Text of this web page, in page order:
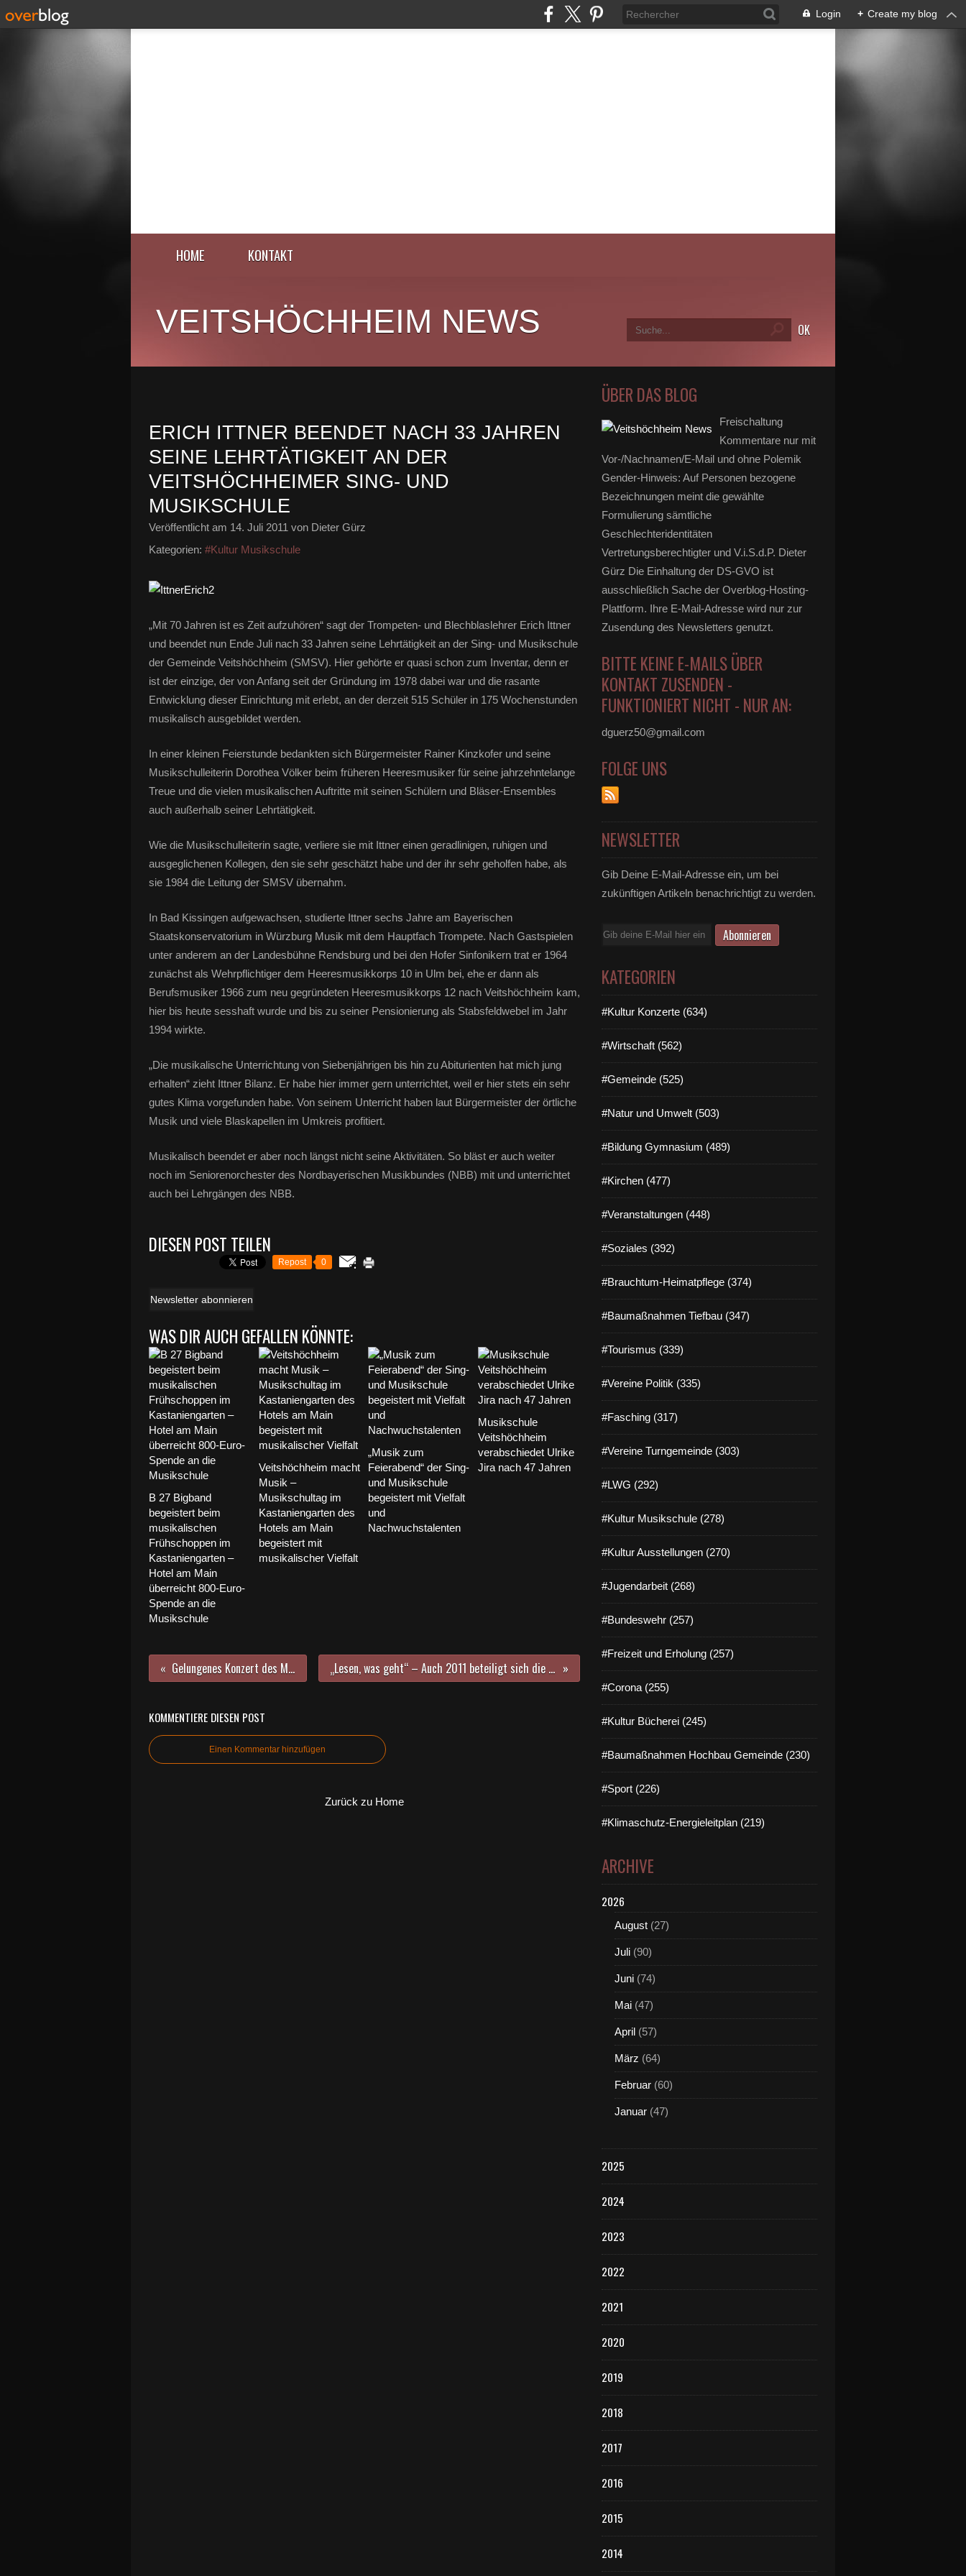
Login + Create my blog
HOME KONTAKT
VEITSHÖCHHEIM NEWS
ERICH ITTNER BEENDET NACH 33 JAHREN
SEINE LEHRTÄTIGKEIT AN DER
VEITSHÖCHHEIMER SING- UND
MUSIKSCHULE
Veröffentlicht am 14. Juli 2011 von Dieter Gürz
Kategorien: #Kultur Musikschule
„Mit 70 Jahren ist es Zeit aufzuhören“ sagt der Trompeten- und Blechblaslehrer Erich Ittner
und beendet nun Ende Juli nach 33 Jahren seine Lehrtätigkeit an der Sing- und Musikschule
der Gemeinde Veitshöchheim (SMSV). Hier gehörte er quasi schon zum Inventar, denn er
ist der einzige, der von Anfang seit der Gründung im 1978 dabei war und die rasante
Entwicklung dieser Einrichtung mit erlebt, an der derzeit 515 Schüler in 175 Wochenstunden
musikalisch ausgebildet werden.
In einer kleinen Feierstunde bedankten sich Bürgermeister Rainer Kinzkofer und seine
Musikschulleiterin Dorothea Völker beim früheren Heeresmusiker für seine jahrzehntelange
Treue und die vielen musikalischen Auftritte mit seinen Schülern und Bläser-Ensembles
auch außerhalb seiner Lehrtätigkeit.
Wie die Musikschulleiterin sagte, verliere sie mit Ittner einen geradlinigen, ruhigen und
ausgeglichenen Kollegen, den sie sehr geschätzt habe und der ihr sehr geholfen habe, als
sie 1984 die Leitung der SMSV übernahm.
In Bad Kissingen aufgewachsen, studierte Ittner sechs Jahre am Bayerischen
Staatskonservatorium in Würzburg Musik mit dem Hauptfach Trompete. Nach Gastspielen
unter anderem an der Landesbühne Rendsburg und bei den Hofer Sinfonikern trat er 1964
zunächst als Wehrpflichtiger dem Heeresmusikkorps 10 in Ulm bei, ehe er dann als
Berufsmusiker 1966 zum neu gegründeten Heeresmusikkorps 12 nach Veitshöchheim kam,
hier bis heute sesshaft wurde und bis zu seiner Pensionierung als Stabsfeldwebel im Jahr
1994 wirkte.
„Die musikalische Unterrichtung von Siebenjährigen bis hin zu Abiturienten hat mich jung
erhalten“ zieht Ittner Bilanz. Er habe hier immer gern unterrichtet, weil er hier stets ein sehr
gutes Klima vorgefunden habe. Von seinem Unterricht haben laut Bürgermeister der örtliche
Musik und viele Blaskapellen im Umkreis profitiert.
Musikalisch beendet er aber noch längst nicht seine Aktivitäten. So bläst er auch weiter
noch im Seniorenorchester des Nordbayerischen Musikbundes (NBB) mit und unterrichtet
auch bei Lehrgängen des NBB.
DIESEN POST TEILEN
Repost 0
Newsletter abonnieren
WAS DIR AUCH GEFALLEN KÖNNTE:
B 27 Bigband
begeistert beim
musikalischen
Frühschoppen im
Kastaniengarten –
Hotel am Main
überreicht 800-Euro-
Spende an die
Musikschule
Veitshöchheim macht
Musik –
Musikschultag im
Kastaniengarten des
Hotels am Main
begeistert mit
musikalischer Vielfalt
„Musik zum
Feierabend“ der Sing-
und Musikschule
begeistert mit Vielfalt
und
Nachwuchstalenten
Musikschule
Veitshöchheim
verabschiedet Ulrike
Jira nach 47 Jahren
Gelungenes Konzert des Männergesangvereins in der Vituskirche „Lesen, was geht“ – Auch 2011 beteiligt sich die Veitshöchheimer Bücherei im Bahnhof am Sommerferien-Leseclub
KOMMENTIERE DIESEN POST
Einen Kommentar hinzufügen
Zurück zu Home
ÜBER DAS BLOG
Freischaltung
Kommentare nur mit
Vor-/Nachnamen/E-Mail und ohne Polemik
Gender-Hinweis: Auf Personen bezogene
Bezeichnungen meint die gewählte
Formulierung sämtliche
Geschlechteridentitäten
Vertretungsberechtigter und V.i.S.d.P. Dieter
Gürz Die Einhaltung der DS-GVO ist
ausschließlich Sache der Overblog-Hosting-
Plattform. Ihre E-Mail-Adresse wird nur zur
Zusendung des Newsletters genutzt.
BITTE KEINE E-MAILS ÜBER
KONTAKT ZUSENDEN -
FUNKTIONIERT NICHT - NUR AN:
dguerz50@gmail.com
FOLGE UNS
NEWSLETTER
Gib Deine E-Mail-Adresse ein, um bei
zukünftigen Artikeln benachrichtigt zu werden.
E-
KATEGORIEN
#Kultur Konzerte (634)
#Wirtschaft (562)
#Gemeinde (525)
#Natur und Umwelt (503)
#Bildung Gymnasium (489)
#Kirchen (477)
#Veranstaltungen (448)
#Soziales (392)
#Brauchtum-Heimatpflege (374)
#Baumaßnahmen Tiefbau (347)
#Tourismus (339)
#Vereine Politik (335)
#Fasching (317)
#Vereine Turngemeinde (303)
#LWG (292)
#Kultur Musikschule (278)
#Kultur Ausstellungen (270)
#Jugendarbeit (268)
#Bundeswehr (257)
#Freizeit und Erholung (257)
#Corona (255)
#Kultur Bücherei (245)
#Baumaßnahmen Hochbau Gemeinde (230)
#Sport (226)
#Klimaschutz-Energieleitplan (219)
ARCHIVE
2026
August (27)
Juli (90)
Juni (74)
Mai (47)
April (57)
März (64)
Februar (60)
Januar (47)
2025
2024
2023
2022
2021
2020
2019
2018
2017
2016
2015
2014